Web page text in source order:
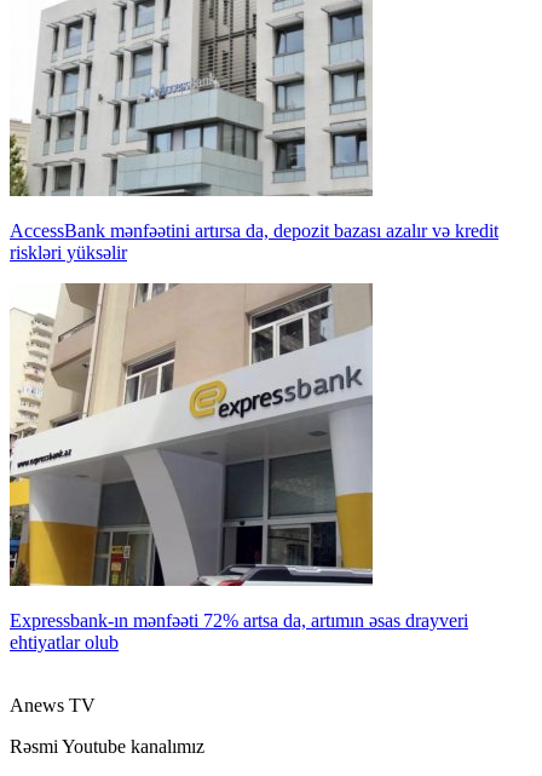
AccessBank mənfəətini artırsa da, depozit bazası azalır və kredit
riskləri yüksəlir
Expressbank-ın mənfəəti 72% artsa da, artımın əsas drayveri
ehtiyatlar olub
Anews TV
Rəsmi Youtube kanalımız